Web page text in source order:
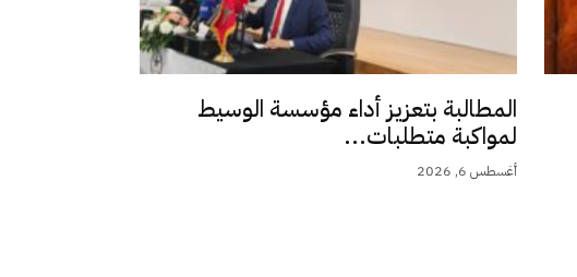
المطالبة بتعزيز أداء مؤسسة الوسيط
لمواكبة متطلبات...
أغسطس 6, 2026